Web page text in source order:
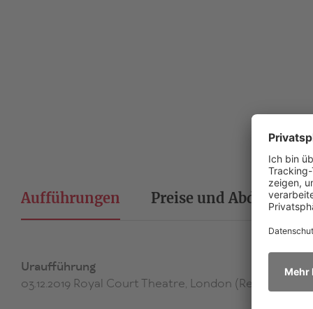
Aufführungen Preise und Abdrucke
Uraufführung
03.12.2019 Royal Court Theatre, London (Regie: Rachel